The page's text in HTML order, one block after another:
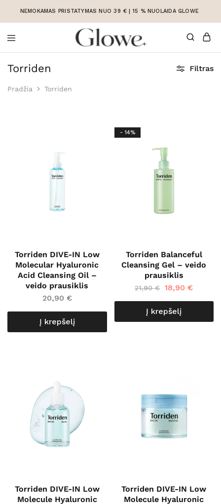
NEMOKAMAS PRISTATYMAS NUO 39 € | 15 % NUOLAIDA GLOWE
Korėjietiška
Korėjietiška
Torriden
Pradžia Torriden
Filtras
Torriden DIVE-IN Low
Molecular Hyaluronic
Acid Cleansing Oil –
veido prausiklis
20,90 €
Į krepšelį
- 14%
Torriden Balanceful
Cleansing Gel – veido
prausiklis
21,90€ 18,90€
Į krepšelį
Torriden DIVE-IN Low
Molecule Hyaluronic
Torriden DIVE-IN Low
Molecule Hyaluronic